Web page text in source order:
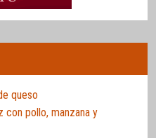
queso
con pollo, manzana y